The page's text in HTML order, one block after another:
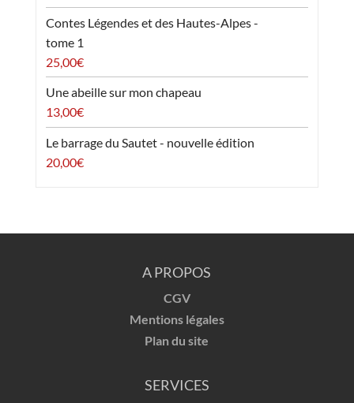
Contes Légendes et des Hautes-Alpes -
tome 1
25,00€
Une abeille sur mon chapeau
13,00€
Le barrage du Sautet - nouvelle édition
20,00€
A PROPOS
CGV
Mentions légales
Plan du site
SERVICES